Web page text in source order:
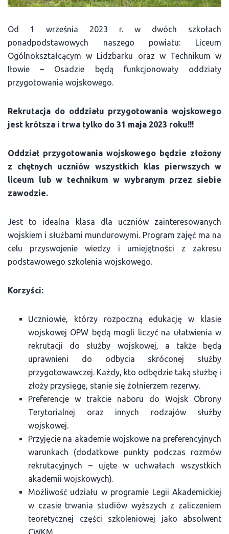
Od 1 września 2023 r. w dwóch szkołach
ponadpodstawowych naszego powiatu: Liceum
Ogólnokształcącym w Lidzbarku oraz w Technikum w
Iłowie – Osadzie będą funkcjonowały oddziały
przygotowania wojskowego.
Rekrutacja do oddziału przygotowania wojskowego
jest krótsza i trwa tylko do 31 maja 2023 roku!!!
Oddział przygotowania wojskowego będzie złożony
z chętnych uczniów wszystkich klas pierwszych w
liceum lub w technikum w wybranym przez siebie
zawodzie.
Jest to idealna klasa dla uczniów zainteresowanych
wojskiem i służbami mundurowymi. Program zajęć ma na
celu przyswojenie wiedzy i umiejętności z zakresu
podstawowego szkolenia wojskowego.
Korzyści:
Uczniowie, którzy rozpoczną edukację w klasie
wojskowej OPW będą mogli liczyć na ułatwienia w
rekrutacji do służby wojskowej, a także będą
uprawnieni do odbycia skróconej służby
przygotowawczej. Każdy, kto odbędzie taką służbę i
złoży przysięgę, stanie się żołnierzem rezerwy.
Preferencje w trakcie naboru do Wojsk Obrony
Terytorialnej oraz innych rodzajów służby
wojskowej.
Przyjęcie na akademie wojskowe na preferencyjnych
warunkach (dodatkowe punkty podczas rozmów
rekrutacyjnych – ujęte w uchwałach wszystkich
akademii wojskowych).
Możliwość udziału w programie Legii Akademickiej
w czasie trwania studiów wyższych z zaliczeniem
teoretycznej części szkoleniowej jako absolwent
CWKM.